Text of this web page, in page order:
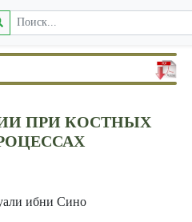
ПРИ КОСТНЫХ
ибни Сино